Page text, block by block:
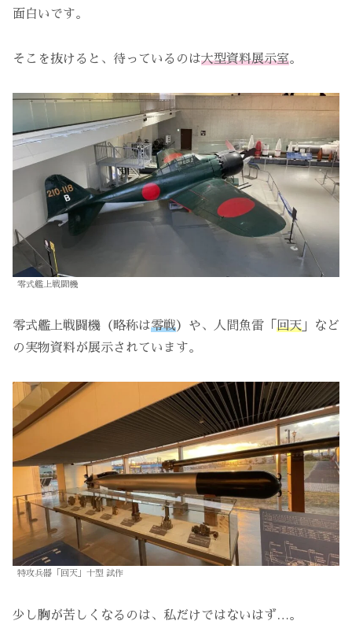
面白いです。
そこを抜けると、待っているのは大型資料展示室。
零式艦上戦闘機
零式艦上戦闘機（略称は零戦）や、人間魚雷「 回天 」など
の実物資料が展示されています。
特攻兵器「回天」十型 試作
少し胸が苦しくなるのは、私だけではないはず…。